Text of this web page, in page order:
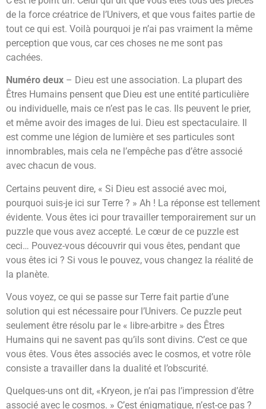
de la force créatrice de l’Univers, et que vous faites partie de
tout ce qui est. Voilà pourquoi je n’ai pas vraiment la même
perception que vous, car ces choses ne me sont pas
cachées.
Numéro deux – Dieu est une association. La plupart des
Êtres Humains pensent que Dieu est une entité particulière
ou individuelle, mais ce n’est pas le cas. Ils peuvent le prier,
et même avoir des images de lui. Dieu est spectaculaire. Il
est comme une légion de lumière et ses particules sont
innombrables, mais cela ne l’empêche pas d’être associé
avec chacun de vous.
Certains peuvent dire, « Si Dieu est associé avec moi,
pourquoi suis-je ici sur Terre ? » Ah ! La réponse est tellement
évidente. Vous êtes ici pour travailler temporairement sur un
puzzle que vous avez accepté. Le cœur de ce puzzle est
ceci… Pouvez-vous découvrir qui vous êtes, pendant que
vous êtes ici ? Si vous le pouvez, vous changez la réalité de
la planète.
Vous voyez, ce qui se passe sur Terre fait partie d’une
solution qui est nécessaire pour l’Univers. Ce puzzle peut
seulement être résolu par le « libre-arbitre » des Êtres
Humains qui ne savent pas qu’ils sont divins. C’est ce que
vous êtes. Vous êtes associés avec le cosmos, et votre rôle
consiste a travailler dans la dualité et l’obscurité.
Quelques-uns ont dit, «Kryeon, je n’ai pas l’impression d’être
associé avec le cosmos. » C’est énigmatique, n’est-ce pas ?